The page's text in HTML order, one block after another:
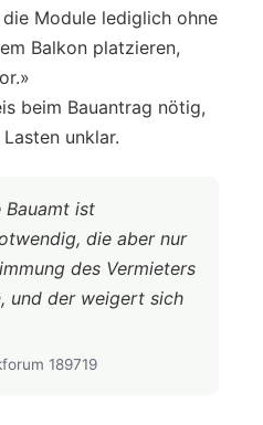
Module lediglich ohne
Balkon platzieren,
beim Bauantrag nötig,
unklar.
Bauamt ist
die aber nur
des Vermieters
und der weigert sich
189719